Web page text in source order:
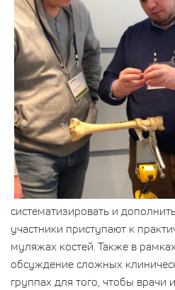
систематизировать и
участники приступают к
муляжах костей. Также в
обсуждение сложных
группах для того, чтобы